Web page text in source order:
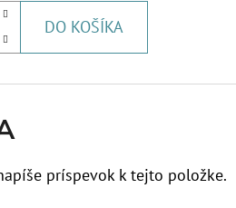
DO KOŠÍKA
príspevok k tejto položke.